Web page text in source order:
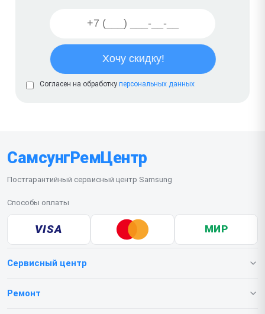
Согласен на обработку персональных данных
СамсунгРемЦентр
Постгарантийный сервисный центр Samsung
Способы оплаты
VISA МИР
Сервисный центр
О нашем сервисе
Ремонт